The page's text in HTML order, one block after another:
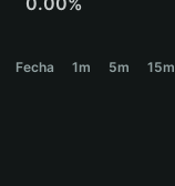
Español
Español (Argentina)
Fecha 1m 5m 15m